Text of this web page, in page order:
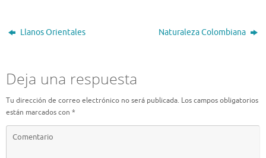
Llanos Orientales Naturaleza Colombiana
Deja una respuesta
Tu dirección de correo electrónico no será publicada. Los campos obligatorios
están marcados con *